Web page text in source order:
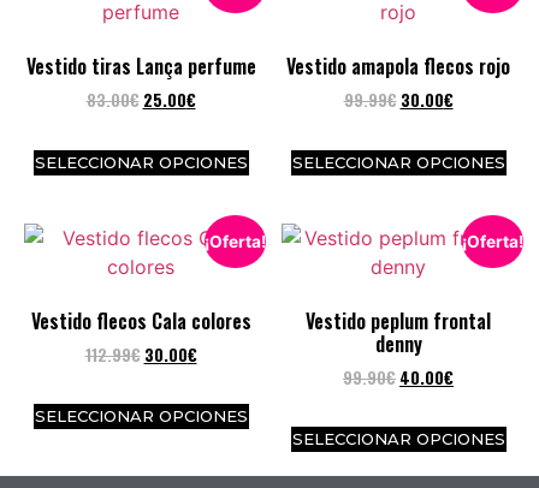
Vestido tiras Lança perfume
83.00€ 25.00€
SELECCIONAR OPCIONES
Vestido amapola flecos rojo
99.99€ 30.00€
SELECCIONAR OPCIONES
¡Oferta!
Vestido flecos Cala colores
112.99€ 30.00€
SELECCIONAR OPCIONES
¡Oferta!
Vestido peplum frontal
denny
99.90€ 40.00€
SELECCIONAR OPCIONES